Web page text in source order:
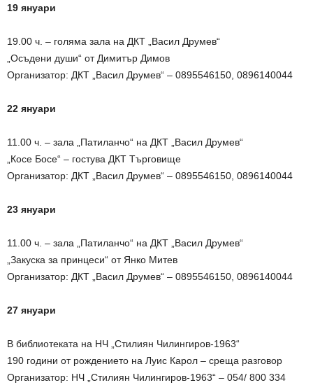
19 януари
19.00 ч. – голяма зала на ДКТ „Васил Друмев“
„Осъдени души“ от Димитър Димов
Организатор: ДКТ „Васил Друмев“ – 0895546150, 0896140044
22 януари
11.00 ч. – зала „Патиланчо“ на ДКТ „Васил Друмев“
„Косе Босе“ – гостува ДКТ Търговище
Организатор: ДКТ „Васил Друмев“ – 0895546150, 0896140044
23 януари
11.00 ч. – зала „Патиланчо“ на ДКТ „Васил Друмев“
„Закуска за принцеси“ от Янко Митев
Организатор: ДКТ „Васил Друмев“ – 0895546150, 0896140044
27 януари
В библиотеката на НЧ „Стилиян Чилингиров-1963“
190 години от рождението на Луис Карол – среща разговор
Организатор: НЧ „Стилиян Чилингиров-1963“ – 054/ 800 334